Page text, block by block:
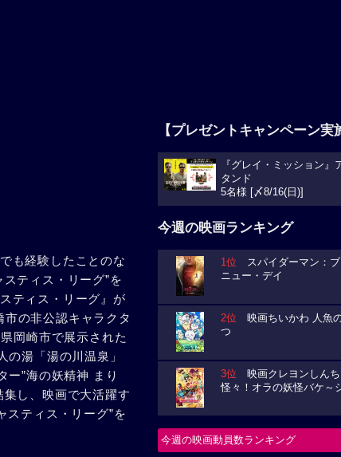
も経験したことのな
ティス・リーグ”を
ティス・リーグ』が
の非公認キャラクタ
岡崎市で展示された
の湯「湯の川温泉」
ー”海の妖精神 まり
し、映画で大活躍す
スティス・リーグ”を
【プレゼントキャンペーン実
『グレイ・ミッション』
タンド
5名様 [〆8/16(日)]
今週の映画ランキング
1位 スパイダーマン：ブ
ニュー・デイ
2位 映画ちいかわ 人魚
つ
3位 映画クレヨンしんち
怪々！オラの妖怪バケ～
今週の映画動員数ランキング